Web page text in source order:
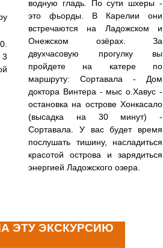
водную гладь. По сути шхеры -
это фьорды. В Карелии они
встречаются на Ладожском и
Онежском озёрах. За
двухчасовую прогулку вы
пройдете на катере по
маршруту: Сортавала - Дом
доктора Винтера - мыс о.Хавус -
остановка на острове Хонкасало
(высадка на 30 минут) -
Сортавала. У вас будет время
послушать тишину, насладиться
красотой острова и зарядиться
энергией Ладожского озера.
ЭТУ ЭКСКУРСИЮ